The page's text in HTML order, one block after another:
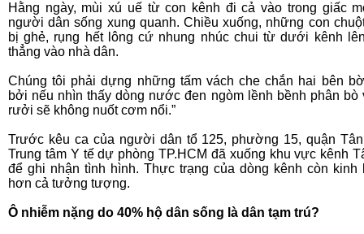
Hằng ngày, mùi xú uế từ con kênh đi cả vào trong giấc
người dân sống xung quanh. Chiều xuống, những con
bị ghẻ, rụng hết lông cứ nhung nhúc chui từ dưới kênh
thẳng vào nhà dân.
Chúng tôi phải dựng những tấm vách che chắn hai bên
bởi nếu nhìn thấy dòng nước đen ngòm lềnh bềnh phân bò
rưởi sẽ không nuốt cơm nổi.”
Trước kêu ca của người dân tổ 125, phường 15, quận
Trung tâm Y tế dự phòng TP.HCM đã xuống khu vực kênh
để ghi nhận tình hình. Thực trạng của dòng kênh còn kinh
hơn cả tưởng tượng.
Ô nhiễm nặng do 40% hộ dân sống là dân tạm trú?